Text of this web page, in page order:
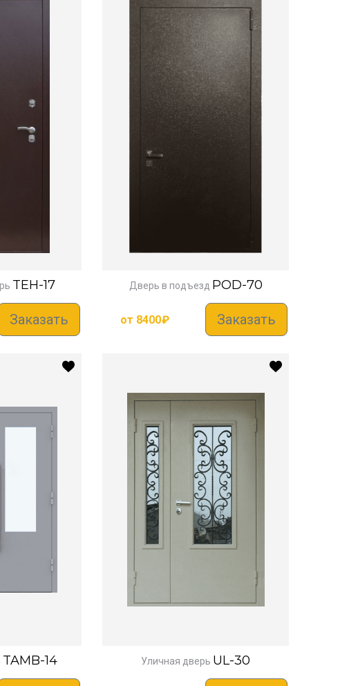
TEH-17
Заказать
Дверь в подъезд POD-70
от 8400₽ Заказать
TAMB-14 Уличная дверь UL-30